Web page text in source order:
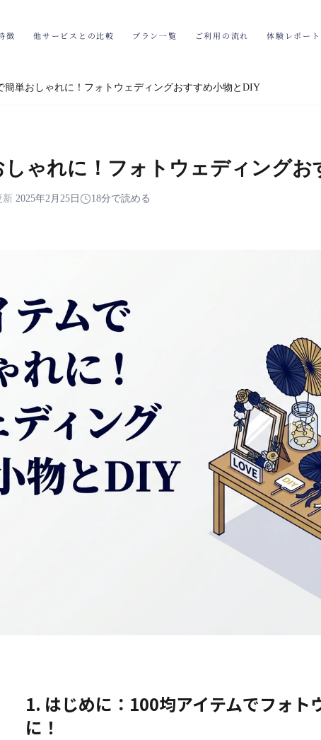
徴 他サービスとの比較 プラン一覧 ご利用の流れ 体験レポート
簡単おしゃれに！フォトウェディングおすすめ小物とDIY
しゃれに！フォトウェディング
新 2025年2月25日 18分で読める
1. はじめに：100均アイテムでフォト
に！